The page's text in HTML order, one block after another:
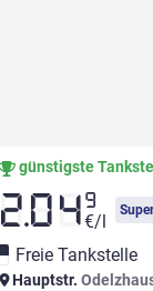
günstigste
2.04 9
€/l
Freie Tankstelle
Hauptstr.